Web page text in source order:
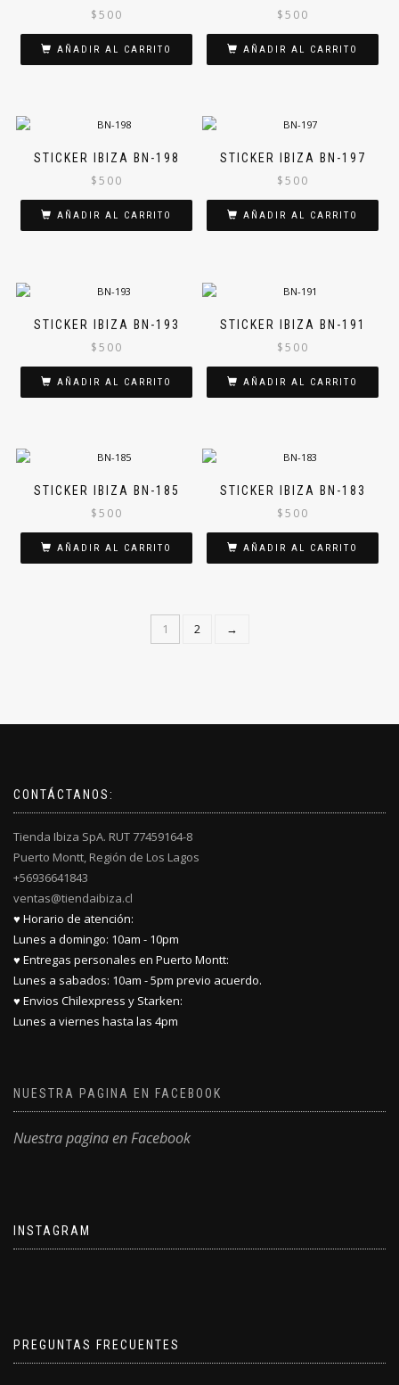
$500
AÑADIR AL CARRITO
$500
AÑADIR AL CARRITO
STICKER IBIZA BN-198
$500
AÑADIR AL CARRITO
STICKER IBIZA BN-197
$500
AÑADIR AL CARRITO
STICKER IBIZA BN-193
$500
AÑADIR AL CARRITO
STICKER IBIZA BN-191
$500
AÑADIR AL CARRITO
STICKER IBIZA BN-185
$500
AÑADIR AL CARRITO
STICKER IBIZA BN-183
$500
AÑADIR AL CARRITO
1 2 →
CONTÁCTANOS:
Tienda Ibiza SpA. RUT 77459164-8
Puerto Montt, Región de Los Lagos
+56936641843
ventas@tiendaibiza.cl
♥ Horario de atención:
Lunes a domingo: 10am - 10pm
♥ Entregas personales en Puerto Montt:
Lunes a sabados: 10am - 5pm previo acuerdo.
♥ Envios Chilexpress y Starken:
Lunes a viernes hasta las 4pm
NUESTRA PAGINA EN FACEBOOK
Nuestra pagina en Facebook
INSTAGRAM
PREGUNTAS FRECUENTES